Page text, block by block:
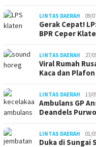
LINTAS DAERAH 09/
Gerak Cepat!
BPR Ceper
LINTAS DAERAH 27/
Viral Rumah
Kaca dan
LINTAS DAERAH 13/
Ambulans GP
Deandels
LINTAS DAERAH 01/
Duka di Sungai